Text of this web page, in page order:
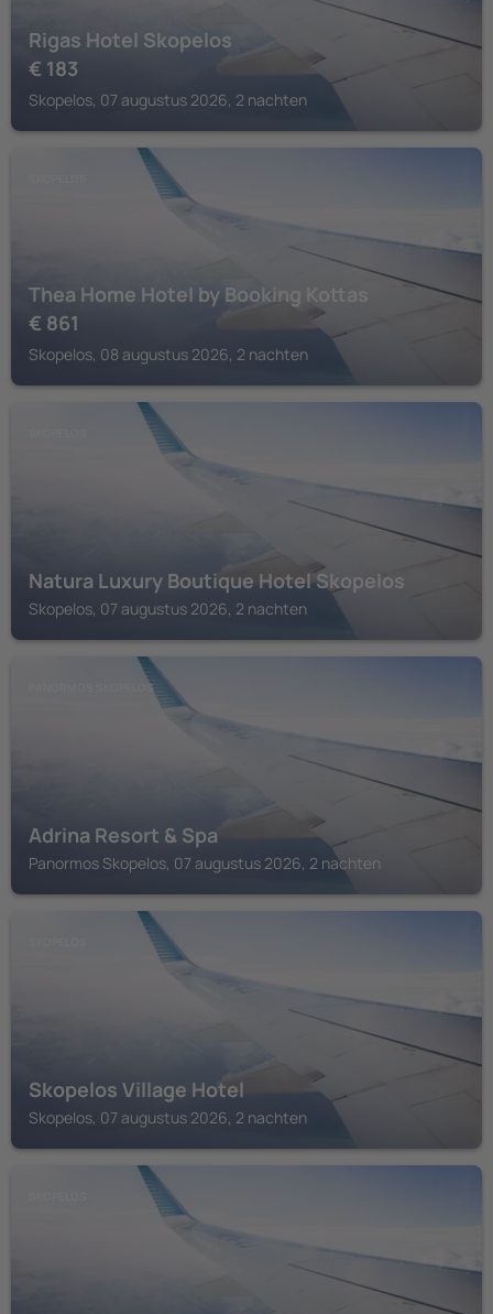
Rigas Hotel Skopelos
€ 183
Skopelos, 07 augustus 2026, 2 nachten
Thea Home Hotel by Booking Kottas
€ 861
Skopelos, 08 augustus 2026, 2 nachten
Natura Luxury Boutique Hotel Skopelos
Skopelos, 07 augustus 2026, 2 nachten
PANORMOS SKOPELOS
Adrina Resort & Spa
Panormos Skopelos, 07 augustus 2026, 2 nachten
Skopelos Village Hotel
Skopelos, 07 augustus 2026, 2 nachten